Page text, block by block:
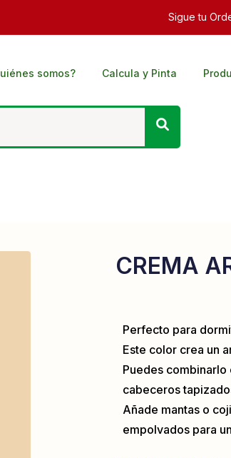
Sigue tu
somos? Calcula y Pinta
CREMA
Perfecto para
Este color crea un
Puedes
cabeceros
Añade mantas o
empolvados para